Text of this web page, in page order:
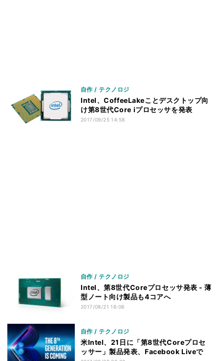
自作 / テクノロジ
Intel、CoffeeLakeことデスクトップ向
け第8世代Core iプロセッサを発表
2017/09/25 14:58
自作 / テクノロジ
Intel、第8世代Coreプロセッサ発表 - 薄
型ノート向け製品も4コアへ
2017/08/21 16:06
自作 / テクノロジ
米Intel、21日に「第8世代Coreプロセ
ッサー」製品発表、Facebook Liveで